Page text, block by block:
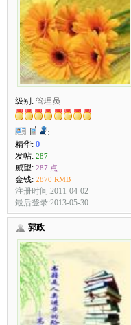
级别: 管理员
精华: 0
发帖: 287
威望: 287 点
金钱: 2870 RMB
注册时间:2011-04-02
最后登录:2013-05-30
郭政